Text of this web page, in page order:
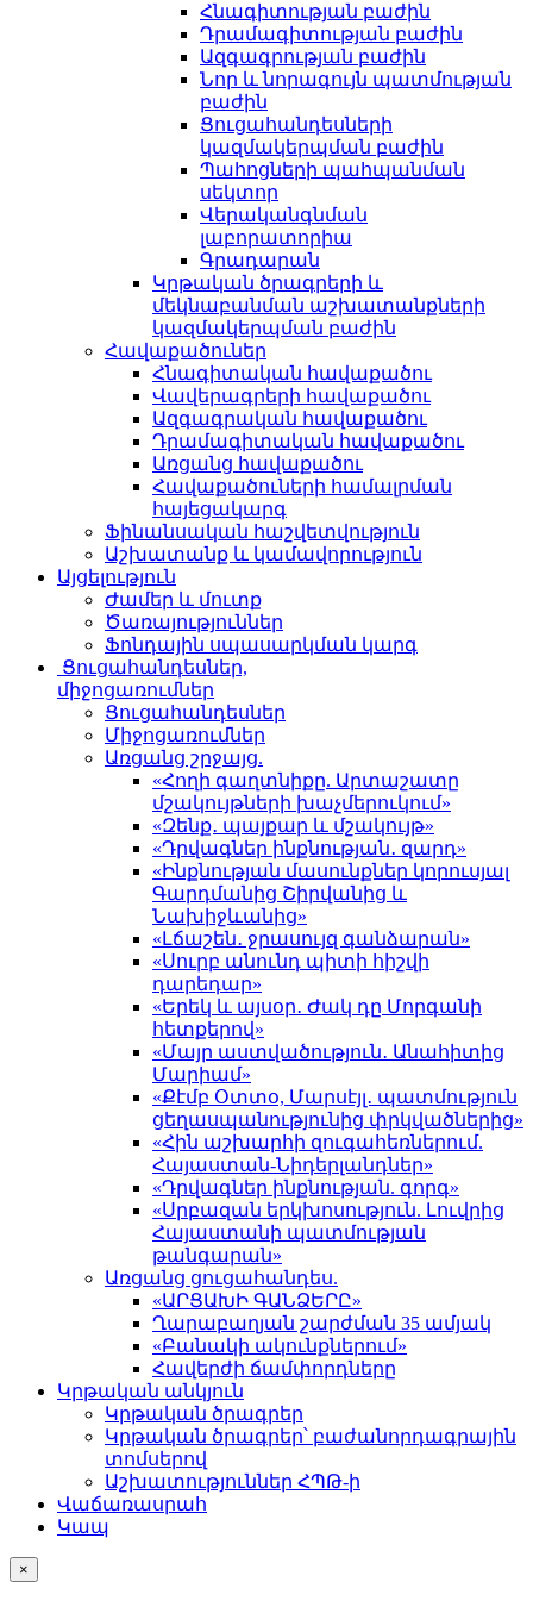
Հնագիտության բաժին
Դրամագիտության բաժին
Ազգագրության բաժին
Նոր և նորագույն պատմության
բաժին
Ցուցահանդեսների
կազմակերպման բաժին
Պահոցների պահպանման
սեկտոր
Վերականգնման
լաբորատորիա
Գրադարան
Կրթական ծրագրերի և
մեկնաբանման աշխատանքների
կազմակերպման բաժին
Հավաքածուներ
Հնագիտական հավաքածու
Վավերագրերի հավաքածու
Ազգագրական հավաքածու
Դրամագիտական հավաքածու
Առցանց հավաքածու
Հավաքածուների համալրման
հայեցակարգ
Ֆինանսական հաշվետվություն
Աշխատանք և կամավորություն
Այցելություն
Ժամեր և մուտք
Ծառայություններ
Ֆոնդային սպասարկման կարգ
Ցուցահանդեսներ,
միջոցառումներ
Ցուցահանդեսներ
Միջոցառումներ
Առցանց շրջայց.
«Հողի գաղտնիքը. Արտաշատը
մշակույթների խաչմերուկում»
«Զենք․ պայքար և մշակույթ»
«Դրվագներ ինքնության․ զարդ»
«Ինքնության մասունքներ կորուսյալ
Գարդմանից Շիրվանից և
Նախիջևանից»
«Լճաշեն․ ջրասույզ գանձարան»
«Սուրբ անունդ պիտի հիշվի
դարեդար»
«Երեկ և այսօր․ Ժակ դը Մորգանի
հետքերով»
«Մայր աստվածություն․ Անահիտից
Մարիամ»
«Քէմբ Օտտօ, Մարսէյլ․ պատմություն
ցեղասպանությունից փրկվածներից»
«Հին աշխարհի զուգահեռներում.
Հայաստան-Նիդերլանդներ»
«Դրվագներ ինքնության. գորգ»
«Սրբազան երկխոսություն. Լուվրից
Հայաստանի պատմության
թանգարան»
Առցանց ցուցահանդես.
«ԱՐՑԱԽԻ ԳԱՆՁԵՐԸ»
Ղարաբաղյան շարժման 35 ամյակ
«Բանակի ակունքներում»
Հավերժի ճամփորդները
Կրթական անկյուն
Կրթական ծրագրեր
Կրթական ծրագրեր՝ բաժանորդագրային
տոմսերով
Աշխատություններ ՀՊԹ-ի
Վաճառասրահ
Կապ
×